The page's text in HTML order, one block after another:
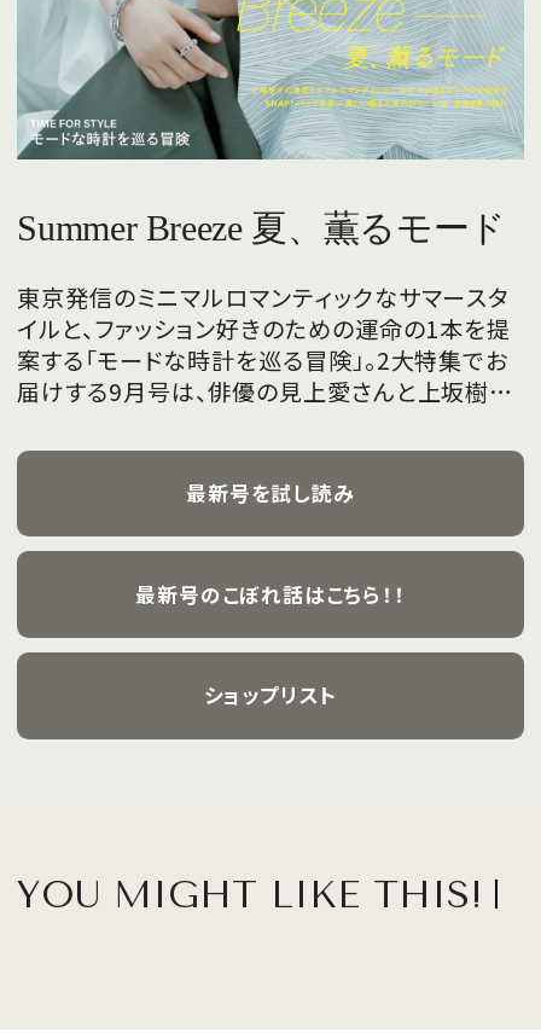
Summer Breeze 夏、薫るモード
東京発信のミニマルロマンティックなサマースタ
イルと、ファッション好きのための運命の1本を提
案する「モードな時計を巡る冒険」。2大特集でお
届けする9月号は、俳優の見上愛さんと上坂樹里
飾ります。
最新号を試し読み
最新号のこぼれ話はこちら！！
ショップリスト
YOU MIGHT LIKE THIS!